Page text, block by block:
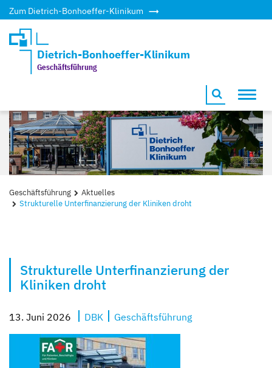
Zum Dietrich-Bonhoeffer-Klinikum
Dietrich-Bonhoeffer-Klinikum
Geschäftsführung
Geschäftsführung
Aktuelles
Strukturelle Unterfinanzierung der Kliniken droht
Strukturelle Unterfinanzierung der
Kliniken droht
13. Juni 2026 DBK Geschäftsführung